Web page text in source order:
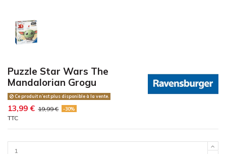
Puzzle Star Wars The
Mandalorian Grogu
Ce produit n’est plus disponible à la vente.
13,99 € 19,99 € -30%
TTC